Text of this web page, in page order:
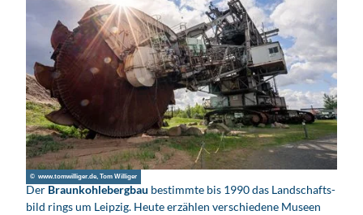
© www.tomwilliger.de, Tom Williger
Der Braunkohlebergbau bestimmte bis 1990 das Landschafts­
bild rings um Leipzig. Heute erzählen verschiedene Museen